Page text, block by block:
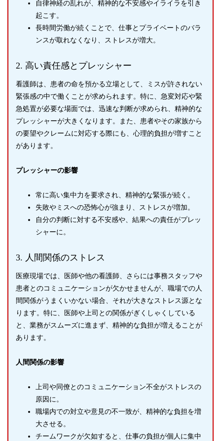
自律神経の乱れが、精神的な不安感やイライラを引き
起こす。
長時間労働が続くことで、仕事とプライベートのバラ
ンスが取れなくなり、ストレスが増大。
2. 高い責任感とプレッシャー
看護師は、患者の命を預かる立場として、ミスが許されない
緊張感の中で働くことが求められます。特に、急変対応や緊
急処置が必要な場面では、迅速な判断が求められ、精神的な
プレッシャーが大きくなります。また、患者やその家族から
の要望やクレームに対応する際にも、心理的負担が増すこと
があります。
プレッシャーの影響
常に高い集中力を要求され、精神的な緊張が続く。
失敗やミスへの恐怖心が強まり、ストレスが増加。
自分の判断に対する不安感や、結果への責任がプレッ
シャーに。
3. 人間関係のストレス
医療現場では、医師や他の看護師、さらには事務スタッフや
患者とのコミュニケーションが欠かせませんが、職場での人
間関係がうまくいかない場合、それが大きなストレス源とな
ります。特に、医師や上司との関係がぎくしゃくしている
と、業務がスムーズに進まず、精神的な負担が増えることが
あります。
人間関係の影響
上司や同僚とのコミュニケーション不全がストレスの
原因に。
職場内での対立や意見の不一致が、精神的な負担を増
大させる。
チームワークが欠如すると、仕事の負担が個人に集中